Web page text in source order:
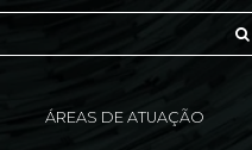
ÁREAS DE ATUAÇÃO